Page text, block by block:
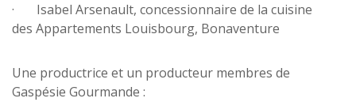
· Isabel Arsenault, concessionnaire de la cuisine
des Appartements Louisbourg, Bonaventure
Une productrice et un producteur membres de
Gaspésie Gourmande :